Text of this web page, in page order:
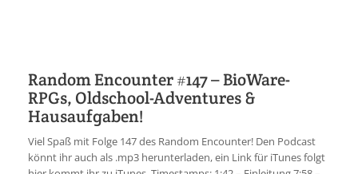
Random Encounter #147 – BioWare-
RPGs, Oldschool-Adventures &
Hausaufgaben!
Viel Spaß mit Folge 147 des Random Encounter! Den Podcast
könnt ihr auch als .mp3 herunterladen, ein Link für iTunes folgt